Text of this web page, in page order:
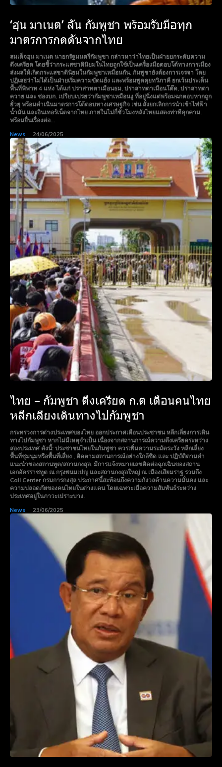
‘ฮุน มาเนต’ ลั่น กัมพูชา พร้อมรับมือทุก
มาตรการกดดันจากไทย
สมเด็จฮุน มาเนต นายกรัฐมนตรีกัมพูชา กล่าวหาว่าไทยเป็นฝ่ายยกระดับความ
ตึงเครียด โดยชี้ว่ากระแสชาตินิยมในไทยถูกใช้เป็นเครื่องมือตอบโต้ทางการเมือง
ส่งผลให้เกิดกระแสชาตินิยมในกัมพูชาเหมือนกัน. กัมพูชายังต้องการเจรจา โดย
ปฏิเสธว่าไม่ได้เป็นฝ่ายเริ่มความขัดแย้ง และพร้อมพูดคุยทวิภาคี ยกเว้นประเด็น
พื้นที่พิพาท 4 แห่ง ได้แก่ ปราสาทตาเมือนธม, ปราสาทตาเมือนโต๊ด, ปราสาทตา
ควาย และ ช่องบก. เปรียบเปรยว่ากัมพูชาเหมือนงู ที่อยู่นิ่งแต่พร้อมฉกตอบหากถูก
ยั่วยุ พร้อมดำเนินมาตรการโต้ตอบทางเศรษฐกิจ เช่น สั่งยกเลิกการนำเข้าไฟฟ้า
น้ำมัน และอินเทอร์เน็ตจากไทย ภายในไม่กี่ชั่วโมงหลังไทยแสดงท่าทีคุกคาม.
พร้อมยื่นเรื่องต่อ...
News 24/06/2025
ไทย – กัมพูชา ตึงเครียด ก.ต เตือนคนไทย
หลีกเลี่ยงเดินทางไปกัมพูชา
กระทรวงการต่างประเทศของไทย ออกประกาศเตือนประชาชน หลีกเลี่ยงการเดิน
ทางไปกัมพูชา หากไม่มีเหตุจำเป็น เนื่องจากสถานการณ์ความตึงเครียดระหว่าง
สองประเทศ ดังนี้: ประชาชนไทยในกัมพูชา ควรเพิ่มความระมัดระวัง หลีกเลี่ยง
พื้นที่ชุมนุมหรือพื้นที่เสี่ยง , ติดตามสถานการณ์อย่างใกล้ชิด และ ปฏิบัติตามคำ
แนะนำของสถานทูต/สถานกงสุล. มีการแจ้งหมายเลขติดต่อฉุกเฉินของสถาน
เอกอัครราชทูต ณ กรุงพนมเปญ และสถานกงสุลใหญ่ ณ เมืองเสียมราฐ รวมถึง
Call Center กรมการกงสุล ประกาศนี้สะท้อนถึงความกังวลด้านความมั่นคง และ
ความปลอดภัยของคนไทยในต่างแดน โดยเฉพาะเมื่อความสัมพันธ์ระหว่าง
ประเทศอยู่ในภาวะเปราะบาง.
News 23/06/2025